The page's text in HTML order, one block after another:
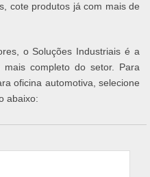
cote produtos já com mais de
o Soluções Industriais é a
completo do setor. Para
oficina automotiva, selecione
abaixo: